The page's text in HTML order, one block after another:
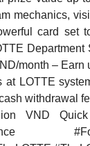
mechanics,
card set
Department
month – Earn
at LOTTE
withdrawal
VND Quick